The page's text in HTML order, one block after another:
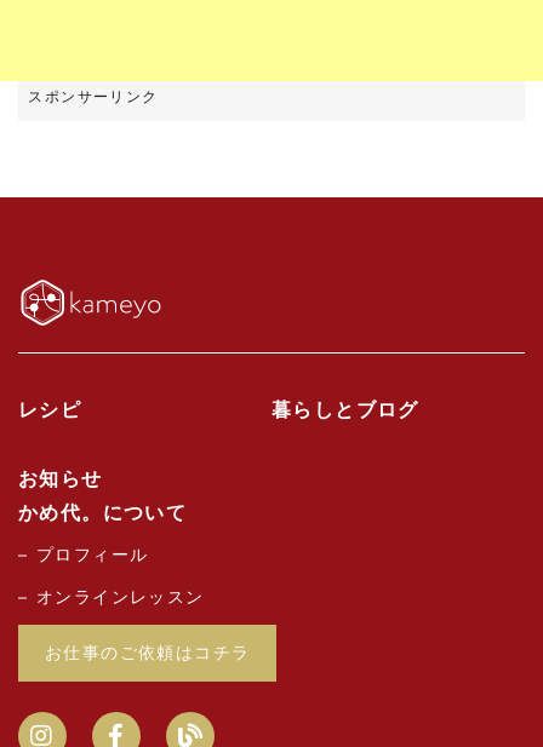
レシピ 暮らしとブログ
お知らせ
かめ代。について
プロフィール
オンラインレッスン
お仕事のご依頼はコチラ